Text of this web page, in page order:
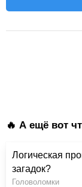
🔥 А ещё вот
Логическая
загадок?
Головоломки